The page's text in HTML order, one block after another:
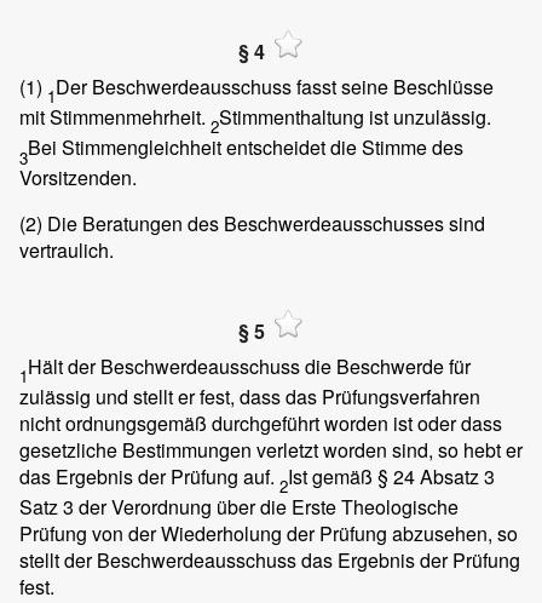
§ 4
(1) 1Der Beschwerdeausschuss fasst seine Beschlüsse
mit Stimmenmehrheit. 2Stimmenthaltung ist unzulässig.
3Bei Stimmengleichheit entscheidet die Stimme des
Vorsitzenden.
(2) Die Beratungen des Beschwerdeausschusses sind
vertraulich.
§ 5
1Hält der Beschwerdeausschuss die Beschwerde für
zulässig und stellt er fest, dass das Prüfungsverfahren
nicht ordnungsgemäß durchgeführt worden ist oder dass
gesetzliche Bestimmungen verletzt worden sind, so hebt er
das Ergebnis der Prüfung auf. 2Ist gemäß § 24 Absatz 3
Satz 3 der Verordnung über die Erste Theologische
Prüfung von der Wiederholung der Prüfung abzusehen, so
stellt der Beschwerdeausschuss das Ergebnis der Prüfung
fest.